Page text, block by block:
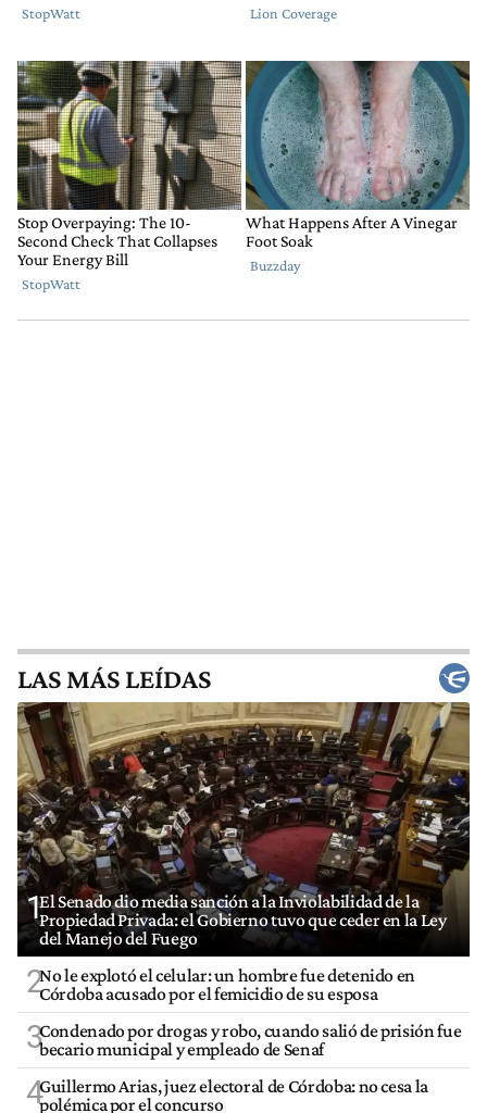
LAS MÁS LEÍDAS
1El Senado dio media sanción a la Inviolabilidad de la
Propiedad Privada: el Gobierno tuvo que ceder en la Ley
del Manejo del Fuego
2No le explotó el celular: un hombre fue detenido en
Córdoba acusado por el femicidio de su esposa
3Condenado por drogas y robo, cuando salió de prisión fue
becario municipal y empleado de Senaf
4Guillermo Arias, juez electoral de Córdoba: no cesa la
polémica por el concurso